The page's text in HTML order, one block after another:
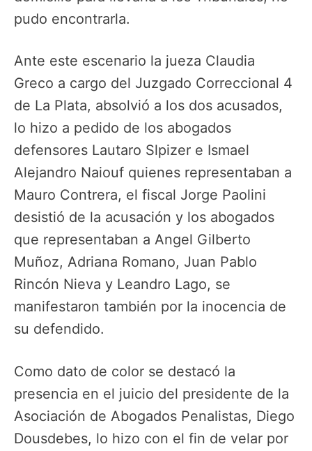
pudo encontrarla.
Ante este escenario la jueza Claudia
Greco a cargo del Juzgado Correccional 4
de La Plata, absolvió a los dos acusados,
lo hizo a pedido de los abogados
defensores Lautaro Slpizer e Ismael
Alejandro Naiouf quienes representaban a
Mauro Contrera, el fiscal Jorge Paolini
desistió de la acusación y los abogados
que representaban a Angel Gilberto
Muñoz, Adriana Romano, Juan Pablo
Rincón Nieva y Leandro Lago, se
manifestaron también por la inocencia de
su defendido.
Como dato de color se destacó la
presencia en el juicio del presidente de la
Asociación de Abogados Penalistas, Diego
Dousdebes, lo hizo con el fin de velar por